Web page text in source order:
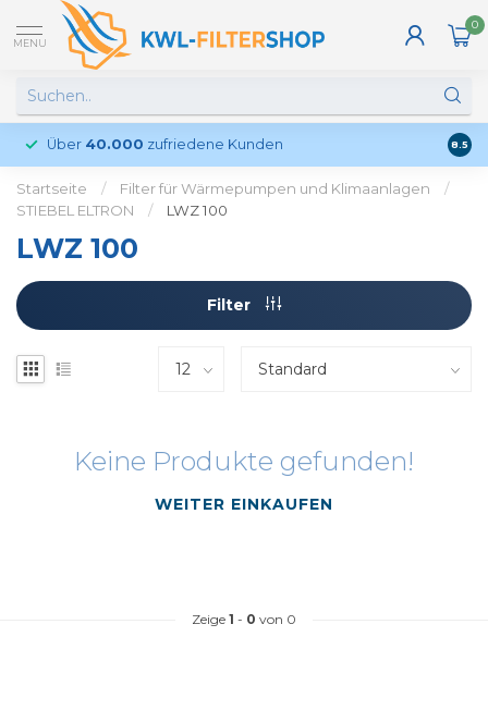
MENU
0
Über 40.000 zufriedene Kunden 8.5
Startseite / Filter für Wärmepumpen und Klimaanlagen
/
STIEBEL ELTRON
/ LWZ 100
LWZ 100
Filter
Keine Produkte gefunden!
WEITER EINKAUFEN
Zeige 1 - 0 von 0